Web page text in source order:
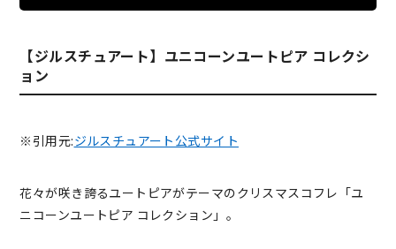
【ジルスチュアート】ユニコーンユートピア コレクシ
ョン
※引用元:ジルスチュアート公式サイト
花々が咲き誇るユートピアがテーマのクリスマスコフレ「ユ
ニコーンユートピア コレクション」。